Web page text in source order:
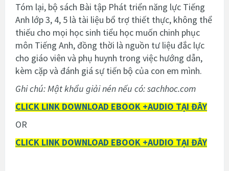
Tóm lại, bộ sách Bài tập Phát triển năng lực Tiếng
Anh lớp 3, 4, 5 là tài liệu bổ trợ thiết thực, không thể
thiếu cho mọi học sinh tiểu học muốn chinh phục
môn Tiếng Anh, đồng thời là nguồn tư liệu đắc lực
cho giáo viên và phụ huynh trong việc hướng dẫn,
kèm cặp và đánh giá sự tiến bộ của con em mình.
Ghi chú: Mật khẩu giải nén nếu có: sachhoc.com
CLICK LINK DOWNLOAD EBOOK +AUDIO TẠI ĐÂY
OR
CLICK LINK DOWNLOAD EBOOK +AUDIO TẠI ĐÂY